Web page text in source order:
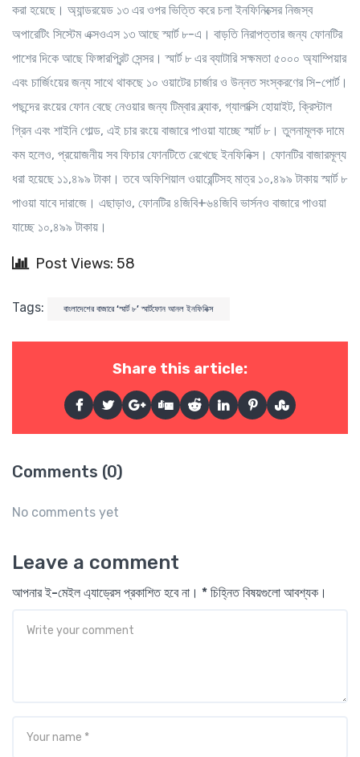
করা হয়েছে। অ্যান্ডরয়েড ১৩ এর ওপর ভিত্তি করে চলা ইনফিনিক্সের নিজস্ব
অপারেটিং সিস্টেম এক্সওএস ১৩ আছে স্মার্ট ৮-এ। বাড়তি নিরাপত্তার জন্য ফোনটির
পাশের দিকে আছে ফিঙ্গারপ্রিন্ট সেন্সর। স্মার্ট ৮ এর ব্যাটারি সক্ষমতা ৫০০০ অ্যাম্পিয়ার
এবং চার্জিংয়ের জন্য সাথে থাকছে ১০ ওয়াটের চার্জার ও উন্নত সংস্করণের সি-পোর্ট।
পছন্দের রংয়ের ফোন বেছে নেওয়ার জন্য টিম্বার ব্ল্যাক, গ্যালাক্সি হোয়াইট, ক্রিস্টাল
গ্রিন এবং শাইনি গোল্ড, এই চার রংয়ে বাজারে পাওয়া যাচ্ছে স্মার্ট ৮। তুলনামূলক দামে
কম হলেও, প্রয়োজনীয় সব ফিচার ফোনটিতে রেখেছে ইনফিনিক্স। ফোনটির বাজারমূল্য
ধরা হয়েছে ১১,৪৯৯ টাকা। তবে অফিশিয়াল ওয়ারেন্টিসহ মাত্র ১০,৪৯৯ টাকায় স্মার্ট ৮
পাওয়া যাবে দারাজে। এছাড়াও, ফোনটির ৪জিবি+৬৪জিবি ভার্সনও বাজারে পাওয়া
যাচ্ছে ১০,৪৯৯ টাকায়।
Post Views: 58
Tags: বাংলাদেশের বাজারে ‘স্মার্ট ৮’ স্মার্টফোন আনল ইনফিনিক্স
Share this article:
Comments (0)
No comments yet
Leave a comment
আপনার ই-মেইল এ্যাড্রেস প্রকাশিত হবে না। * চিহ্নিত বিষয়গুলো আবশ্যক।